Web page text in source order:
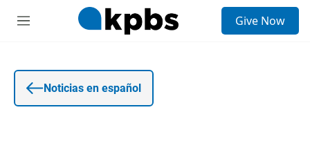
S
i
o
Give Now
Noticias en español